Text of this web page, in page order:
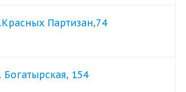
Партизан,74
Богатырская, 154